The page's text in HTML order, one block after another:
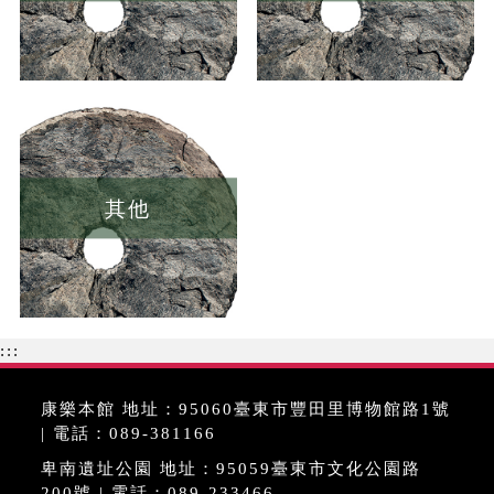
其他
:::
康樂本館 地址：95060臺東市豐田里博物館路1號
| 電話：089-381166
卑南遺址公園 地址：95059臺東市文化公園路